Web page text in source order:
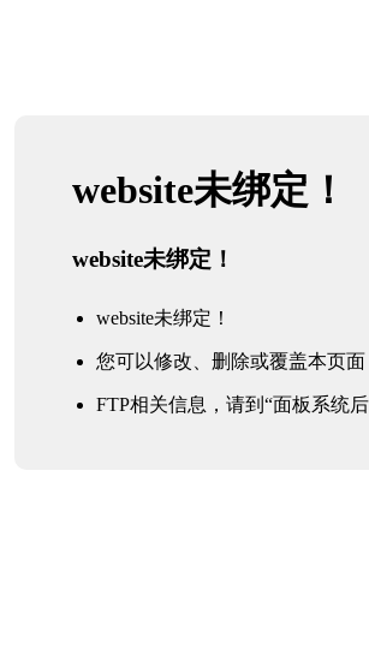
website未绑定！
website未绑定！
website未绑定！
您可以修改、删除或覆盖本页面
FTP相关信息，请到“面板系统